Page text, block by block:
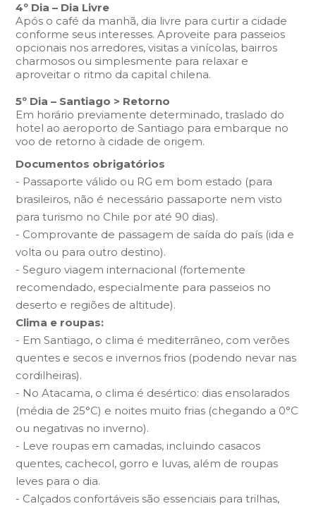
4º Dia – Dia Livre
Após o café da manhã, dia livre para curtir a cidade
conforme seus interesses. Aproveite para passeios
opcionais nos arredores, visitas a vinícolas, bairros
charmosos ou simplesmente para relaxar e
aproveitar o ritmo da capital chilena.
5º Dia – Santiago > Retorno
Em horário previamente determinado, traslado do
hotel ao aeroporto de Santiago para embarque no
voo de retorno à cidade de origem.
Documentos obrigatórios
- Passaporte válido ou RG em bom estado (para
brasileiros, não é necessário passaporte nem visto
para turismo no Chile por até 90 dias).
- Comprovante de passagem de saída do país (ida e
volta ou para outro destino).
- Seguro viagem internacional (fortemente
recomendado, especialmente para passeios no
deserto e regiões de altitude).
Clima e roupas:
- Em Santiago, o clima é mediterrâneo, com verões
quentes e secos e invernos frios (podendo nevar nas
cordilheiras).
- No Atacama, o clima é desértico: dias ensolarados
(média de 25°C) e noites muito frias (chegando a 0°C
ou negativas no inverno).
- Leve roupas em camadas, incluindo casacos
quentes, cachecol, gorro e luvas, além de roupas
leves para o dia.
- Calçados confortáveis são essenciais para trilhas,